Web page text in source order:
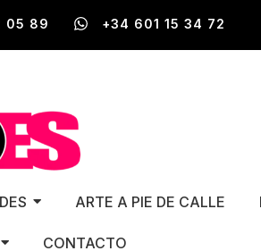
05 89 +34 601 15 34 72
ARTE A PIE DE CALLE
CONTACTO